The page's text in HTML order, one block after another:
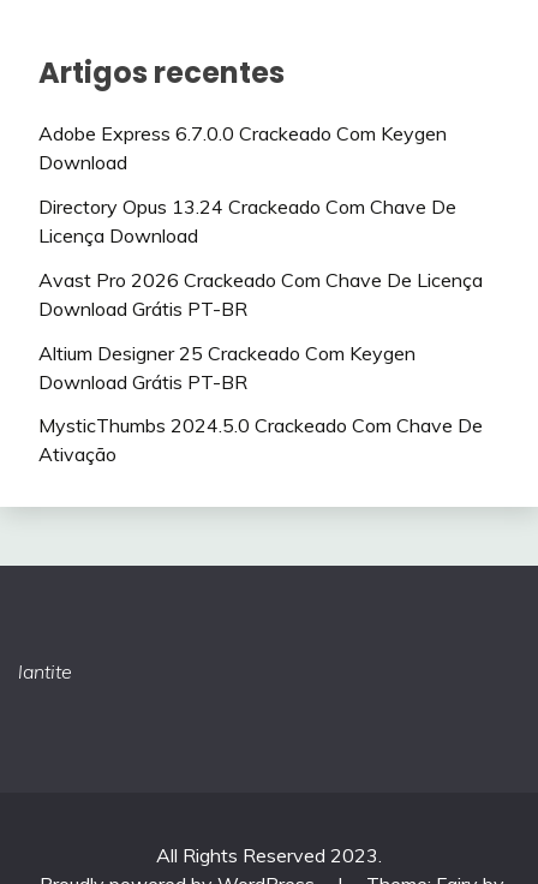
Artigos recentes
Adobe Express 6.7.0.0 Crackeado Com Keygen
Download
Directory Opus 13.24 Crackeado Com Chave De
Licença Download
Avast Pro 2026 Crackeado Com Chave De Licença
Download Grátis PT-BR
Altium Designer 25 Crackeado Com Keygen
Download Grátis PT-BR
MysticThumbs 2024.5.0 Crackeado Com Chave De
Ativação
lantite
All Rights Reserved 2023.